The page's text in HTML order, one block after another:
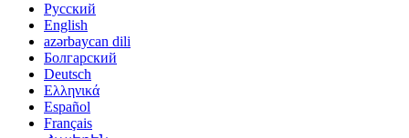
Русский
English
azərbaycan dili
Болгарский
Deutsch
Ελληνικά
Español
Français